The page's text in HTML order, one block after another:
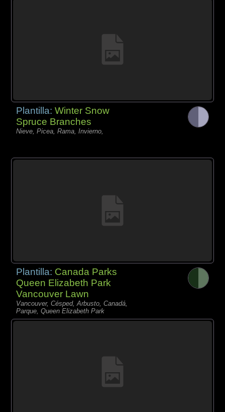
Plantilla:Winter Snow
Spruce Branches
Nieve, Picea, Rama, Invierno,
Plantilla: Canada Parks
Queen Elizabeth Park
Vancouver Lawn
Vancouver, Césped, Arbusto, Canadá,
Parque, Queen Elizabeth Park